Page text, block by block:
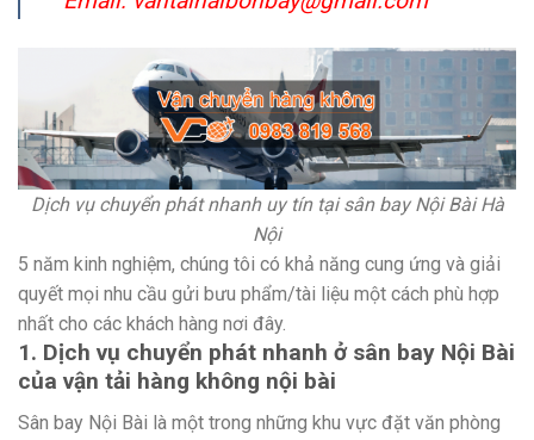
Dịch vụ chuyển phát nhanh uy tín tại sân bay Nội Bài Hà
Nội
5 năm kinh nghiệm, chúng tôi có khả năng cung ứng và giải
quyết mọi nhu cầu gửi bưu phẩm/tài liệu một cách phù hợp
nhất cho các khách hàng nơi đây.
1. Dịch vụ chuyển phát nhanh ở sân bay Nội Bài
của vận tải hàng không nội bài
Sân bay Nội Bài là một trong những khu vực đặt văn phòng